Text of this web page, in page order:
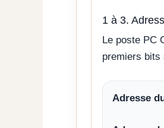
1 à 3.
Le poste PC
premiers bits
Adresse